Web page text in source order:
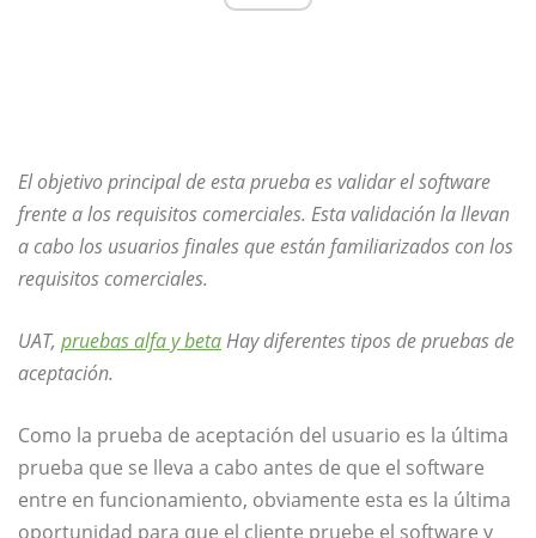
El objetivo principal de esta prueba es validar el software
frente a los requisitos comerciales. Esta validación la llevan
a cabo los usuarios finales que están familiarizados con los
requisitos comerciales.
UAT, pruebas alfa y betaHay diferentes tipos de pruebas de
aceptación.
Como la prueba de aceptación del usuario es la última
prueba que se lleva a cabo antes de que el software
entre en funcionamiento, obviamente esta es la última
oportunidad para que el cliente pruebe el software y